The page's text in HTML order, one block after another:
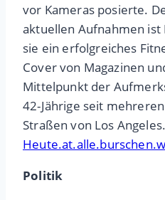
vor Kameras posierte.
aktuellen Aufnahmen ist
sie ein erfolgreiches
Cover von Magazinen
Mittelpunkt der
42-Jährige seit
Straßen von Los Angeles.
Politik